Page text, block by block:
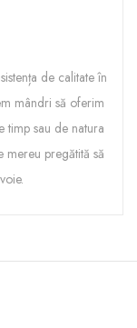
de calitate în
mândri să oferim
sau de natura
mereu pregătită să